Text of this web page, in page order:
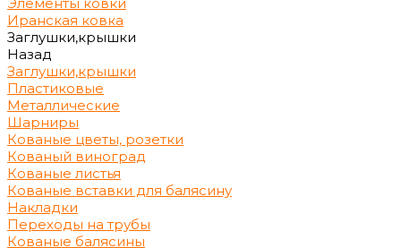
Иранская ковка
Заглушки,крышки
Назад
Заглушки,крышки
Пластиковые
Металлические
Шарниры
Кованые цветы, розетки
Кованый виноград
Кованые листья
Кованые вставки для балясину
Накладки
Переходы на трубы
Кованые балясины